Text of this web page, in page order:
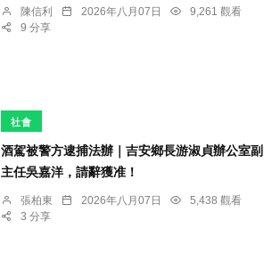
陳信利 2026年八月07日
9,261 觀看
9 分享
社會
酒駕被警方逮捕法辦｜吉安鄉長游淑貞辦公室副
主任吳嘉洋，請辭獲准！
張柏東 2026年八月07日
5,438 觀看
3 分享